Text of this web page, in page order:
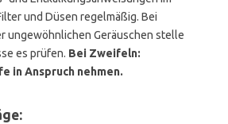
und Düsen regelmäßig. Bei
ungewöhnlichen Geräuschen stelle
es prüfen. Bei Zweifeln:
in Anspruch nehmen.